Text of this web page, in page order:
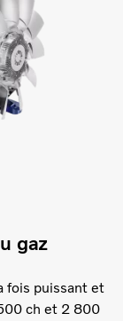
gaz
fois puissant et
ch et 2 800